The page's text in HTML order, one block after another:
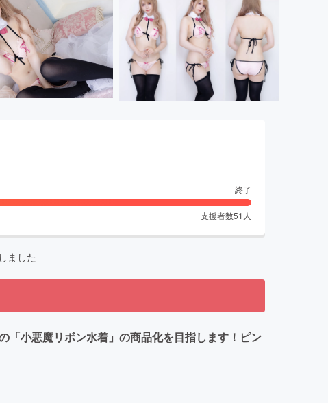
終了
支援者数51 人
ました
小悪魔リボン水着」の商品化を目指します！ピン